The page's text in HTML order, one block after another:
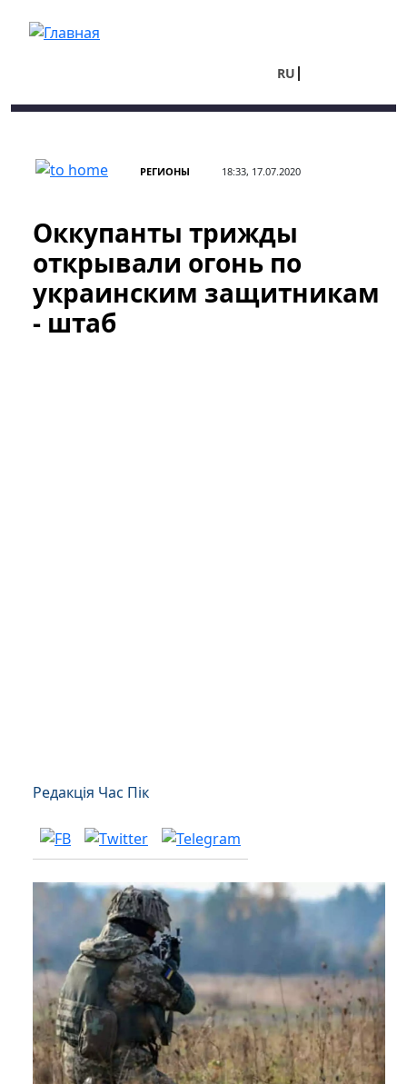
RU
РЕГИОНЫ 18:33, 17.07.2020
Оккупанты трижды
открывали огонь по
украинским защитникам
- штаб
Редакція Час Пік